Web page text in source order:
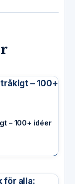
– 100+ idéer